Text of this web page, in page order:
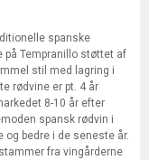
spanske
på Tempranillo støttet af
stil med lagring i
rødvine er pt. 4 år
8-10 år efter
spansk rødvin i
og bedre i de seneste år.
fra vingårderne